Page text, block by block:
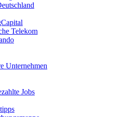
Telekom
Unternehmen
Jobs